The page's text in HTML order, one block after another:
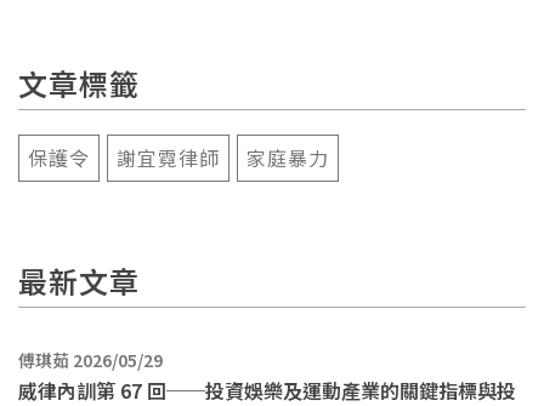
文章標籤
保護令 謝宜霓律師 家庭暴力
最新文章
傅琪茹 2026/05/29
威律內訓第 67 回──投資娛樂及運動產業的關鍵指標與投